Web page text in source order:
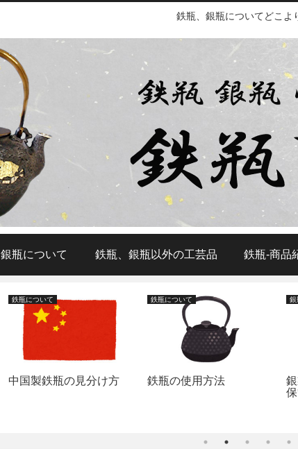
鉄瓶、銀瓶についてどこよ
銀瓶について 鉄瓶、銀瓶以外の工芸品 鉄瓶‐商品
鉄瓶について
中国製鉄瓶の見分け方
鉄瓶について
鉄瓶の使用方法
銀